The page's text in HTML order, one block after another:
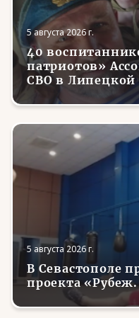
5 августа 2026 г.
40
патриотов»
СВО в Липецкой
первые
5 августа 2026 г.
В Севастополе
проекта